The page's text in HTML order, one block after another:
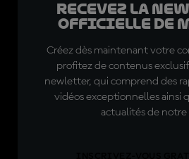
Recevez la
officielle de
Créez dès maintenant votre
profitez de contenus
newletter, qui comprend des
vidéos exceptionnelles ainsi
actualités de notre